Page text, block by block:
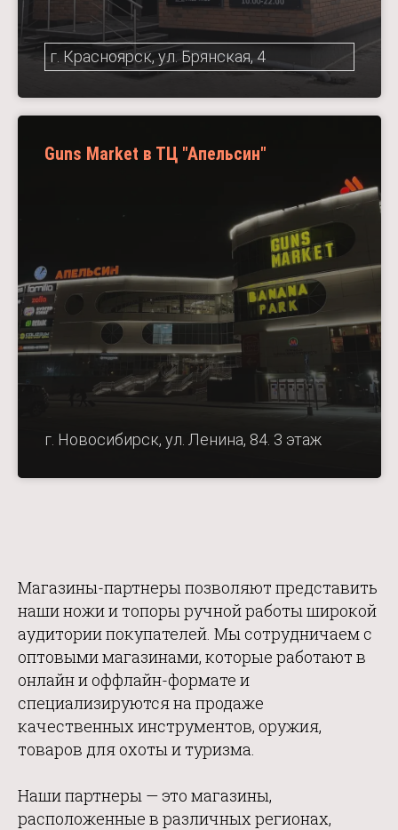
г. Красноярск, ул. Брянская, 4
Guns Market в ТЦ "Апельсин"
г. Новосибирск, ул. Ленина, 84. 3 этаж
Магазины-партнеры позволяют представить
наши ножи и топоры ручной работы широкой
аудитории покупателей. Мы сотрудничаем с
оптовыми магазинами, которые работают в
онлайн и оффлайн-формате и
специализируются на продаже
качественных инструментов, оружия,
товаров для охоты и туризма.
Наши партнеры — это магазины,
расположенные в различных регионах,